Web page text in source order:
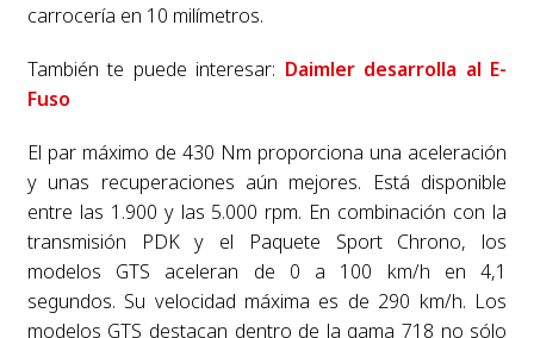
carrocería en 10 milímetros.
También te puede interesar: Daimler desarrolla al E-
Fuso
El par máximo de 430 Nm proporciona una aceleración
y unas recuperaciones aún mejores. Está disponible
entre las 1.900 y las 5.000 rpm. En combinación con la
transmisión PDK y el Paquete Sport Chrono, los
modelos GTS aceleran de 0 a 100 km/h en 4,1
segundos. Su velocidad máxima es de 290 km/h. Los
modelos GTS destacan dentro de la gama 718 no sólo